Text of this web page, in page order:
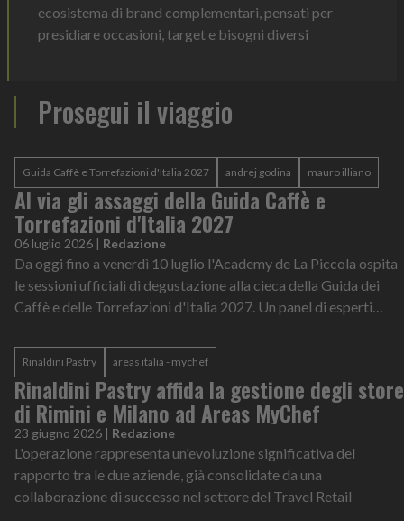
ecosistema di brand complementari, pensati per
presidiare occasioni, target e bisogni diversi
Prosegui il viaggio
Guida Caffè e Torrefazioni d'Italia 2027 andrej godina mauro illiano
Al via gli assaggi della Guida Caffè e
Torrefazioni d'Italia 2027
06 luglio 2026 | Redazione
Da oggi fino a venerdì 10 luglio l'Academy de La Piccola ospita
le sessioni ufficiali di degustazione alla cieca della Guida dei
Caffè e delle Torrefazioni d'Italia 2027. Un panel di esperti
campioni nelle categorie espresso, moka, filtro e
monoporzionato
Rinaldini Pastry areas italia - mychef
Rinaldini Pastry affida la gestione degli store
di Rimini e Milano ad Areas MyChef
23 giugno 2026 | Redazione
L'operazione rappresenta un'evoluzione significativa del
rapporto tra le due aziende, già consolidate da una
collaborazione di successo nel settore del Travel Retail